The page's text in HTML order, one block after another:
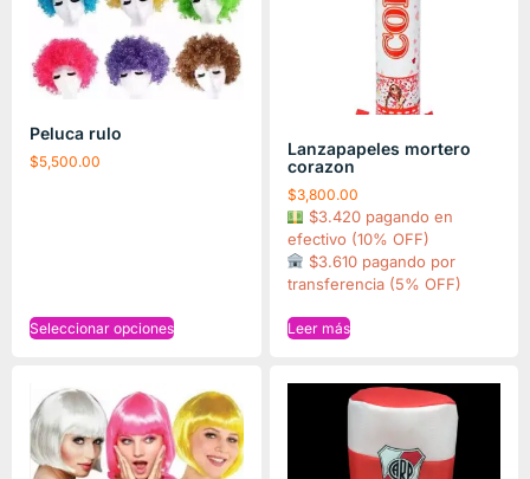
Peluca rulo
$5,500.00
Seleccionar opciones
Lanzapapeles mortero
corazon
$3,800.00
$3.420 pagando en
efectivo (10% OFF)
$3.610 pagando por
transferencia (5% OFF)
Leer más